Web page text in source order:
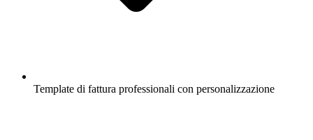
Template di fattura professionali con personalizzazione